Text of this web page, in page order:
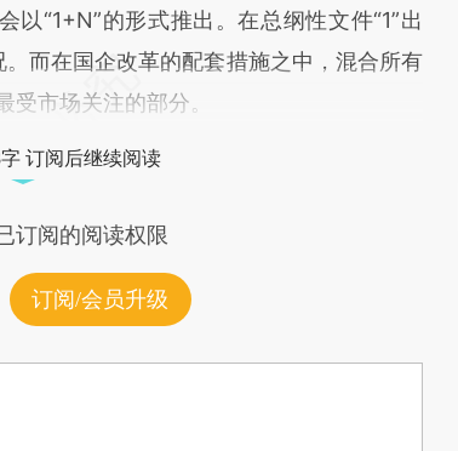
以“1+N”的形式推出。在总纲性文件“1”出
而在国企改革的配套措施之中，混合所有
市场关注的部分。
订阅后继续阅读
订阅的阅读权限
订阅/会员升级